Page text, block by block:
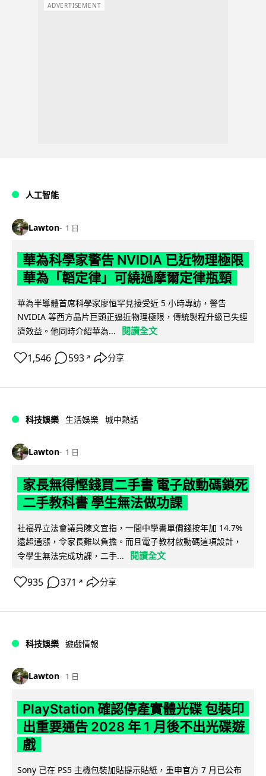
ADVERTISEMENT
人工智能
Lawton 1 日
華為科學家警告 NVIDIA 已近物理極限
華為「韜定律」可繞過摩爾定律瓶頸
華為半導體首席科學家廖恒罕見接受近 5 小時專訪，警告
NVIDIA 等西方晶片巨頭正逼近物理極限，傳統製程升級已失經
濟效益。他同時介紹華為...
閱讀全文
1,546 593 ↗ 分享
科技娛樂 生活娛樂 城中熱話
Lawton 1 日
家長無得慳錢買二手書 電子啟動碼鎖死
二手教科書 學生無法做功課
社福界立法會議員陳文宜指，一間中學書單價錢按年加 14.7%
遠超通漲，令家長難以負擔。而且電子教材啟動碼這項設計，
令學生無法完成功課，二手...
閱讀全文
935 371 ↗ 分享
科技娛樂 遊戲情報
Lawton 1 日
PlayStation 確認停產實體光碟 包裝印
出重要通告 2028 年 1 月後不出光碟遊
戲
Sony 已在 PS5 主機包裝加貼提示貼紙，重申官方 7 月已公布